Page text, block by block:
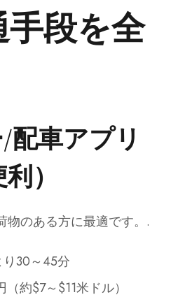
手段を全
配車アプリ
）
物のある方に最適です。.
30～45分
約$7～$11米ドル）